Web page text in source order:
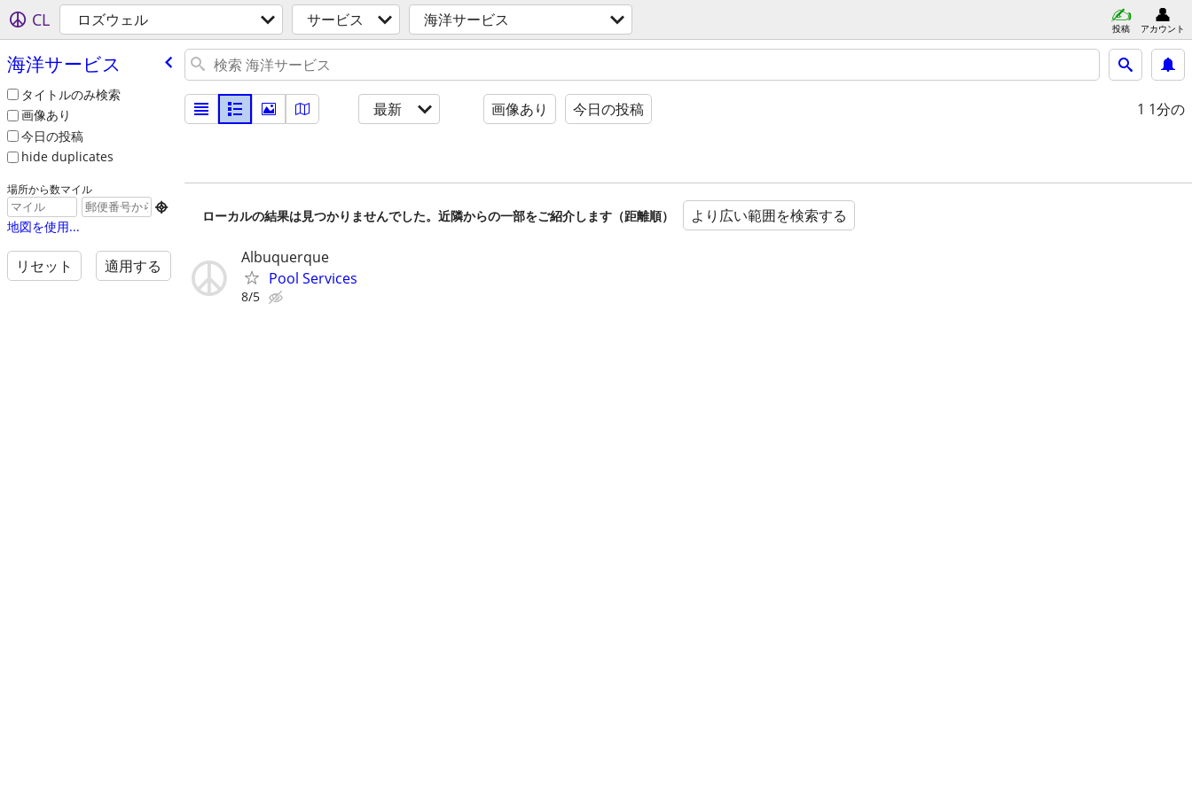
CL ロズウェル サービス 海洋サービス 投稿 アカウント
海洋サービス
タイトルのみ検索
画像あり
今日の投稿
hide duplicates
場所から数マイル

地図を使用...
リセット 適用する
最新 画像あり 今日の投稿 1 1分の
ローカルの結果は見つかりませんでした。近隣からの一部をご紹介します（距離順） より広い範囲を検索する
Albuquerque
Pool Services
8/5